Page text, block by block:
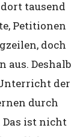
tausend
Petitionen
doch
aus. Deshalb
der
durch
Das ist nicht